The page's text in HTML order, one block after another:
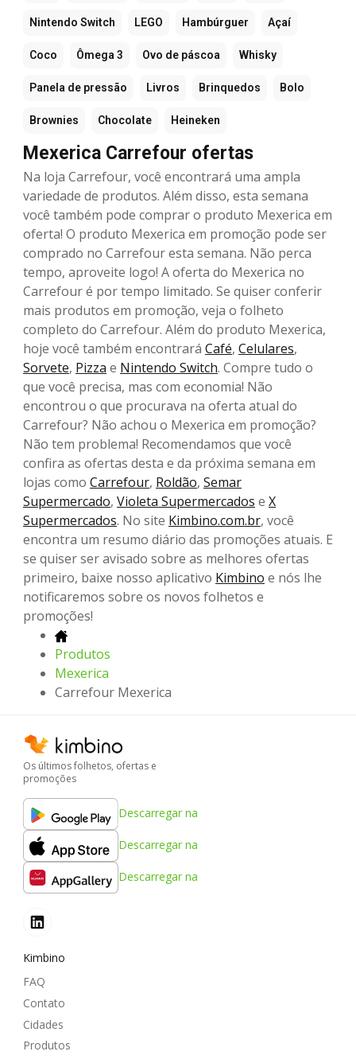
Nintendo Switch LEGO Hambúrguer Açaí
Coco Ômega 3 Ovo de páscoa Whisky
Panela de pressão Livros Brinquedos Bolo
Brownies Chocolate Heineken
Mexerica Carrefour ofertas
Na loja Carrefour, você encontrará uma ampla
variedade de produtos. Além disso, esta semana
você também pode comprar o produto Mexerica em
oferta! O produto Mexerica em promoção pode ser
comprado no Carrefour esta semana. Não perca
tempo, aproveite logo! A oferta do Mexerica no
Carrefour é por tempo limitado. Se quiser conferir
mais produtos em promoção, veja o folheto
completo do Carrefour. Além do produto Mexerica,
hoje você também encontrará Café, Celulares,
Sorvete, Pizza e Nintendo Switch. Compre tudo o
que você precisa, mas com economia! Não
encontrou o que procurava na oferta atual do
Carrefour? Não achou o Mexerica em promoção?
Não tem problema! Recomendamos que você
confira as ofertas desta e da próxima semana em
lojas como Carrefour, Roldão, Semar
Supermercado, Violeta Supermercados e X
Supermercados. No site Kimbino.com.br, você
encontra um resumo diário das promoções atuais. E
se quiser ser avisado sobre as melhores ofertas
primeiro, baixe nosso aplicativo Kimbino e nós lhe
notificaremos sobre os novos folhetos e
promoções!
Produtos
Mexerica
Carrefour Mexerica
Os últimos folhetos, ofertas e
promoções
Descarregar na
Descarregar na
Descarregar na
Kimbino
FAQ
Contato
Cidades
Produtos